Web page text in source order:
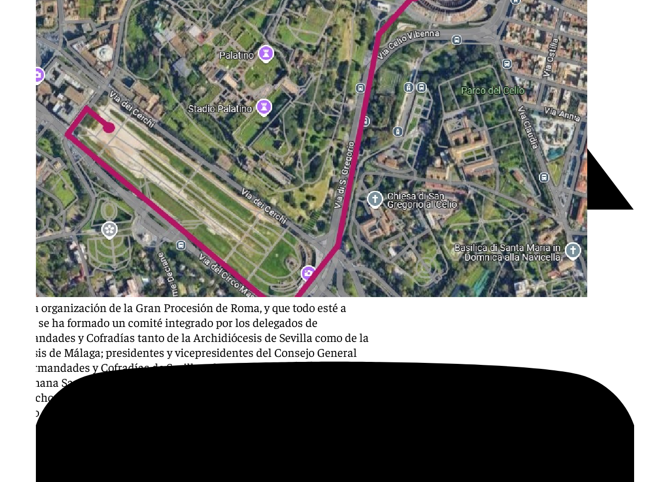
Youtube
Para la organización de la Gran Procesión de Roma, y que todo esté a
punto, se ha formado un comité integrado por los delegados de
Hermandades y Cofradías tanto de la Archidiócesis de Sevilla como de la
Diócesis de Málaga; presidentes y vicepresidentes del Consejo General
de Hermandades y Cofradías de Sevilla y de la Agrupación de Cofradías
de Semana Santa de Málaga, y los hermanos mayores de la Hermandad
del Cachorro y de la Archicofradía de la Esperanza, con sus equipos de
trabajo.